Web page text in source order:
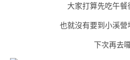
大家打算先吃午餐
也就沒有要到小溪營
下次再去